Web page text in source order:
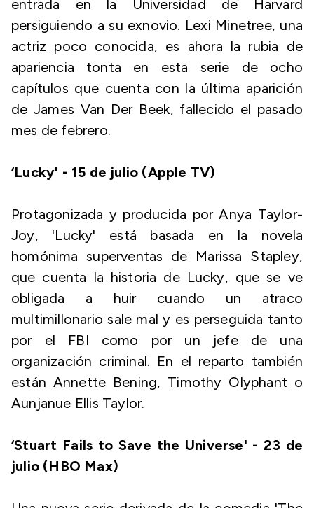
entrada en la Universidad de Harvard
persiguiendo a su exnovio. Lexi Minetree, una
actriz poco conocida, es ahora la rubia de
apariencia tonta en esta serie de ocho
capítulos que cuenta con la última aparición
de James Van Der Beek, fallecido el pasado
mes de febrero.
‘Lucky' - 15 de julio (Apple TV)
Protagonizada y producida por Anya Taylor-
Joy, 'Lucky' está basada en la novela
homónima superventas de Marissa Stapley,
que cuenta la historia de Lucky, que se ve
obligada a huir cuando un atraco
multimillonario sale mal y es perseguida tanto
por el FBI como por un jefe de una
organización criminal. En el reparto también
están Annette Bening, Timothy Olyphant o
Aunjanue Ellis Taylor.
‘Stuart Fails to Save the Universe' - 23 de
julio (HBO Max)